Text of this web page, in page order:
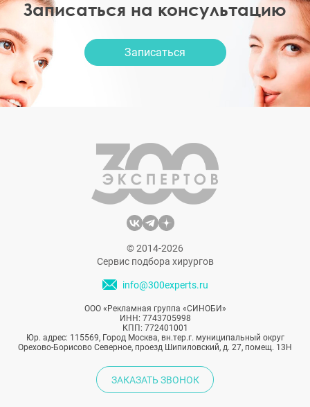
Записаться на консультацию
Записаться
© 2014-2026
Сервис подбора хирургов
info@300experts.ru
ООО «Рекламная группа «СИНОБИ»
ИНН: 7743705998
КПП: 772401001
Юр. адрес: 115569, Город Москва, вн.тер.г. муниципальный округ
Орехово-Борисово Северное, проезд Шипиловский, д. 27, помещ. 13Н
ЗАКАЗАТЬ ЗВОНОК